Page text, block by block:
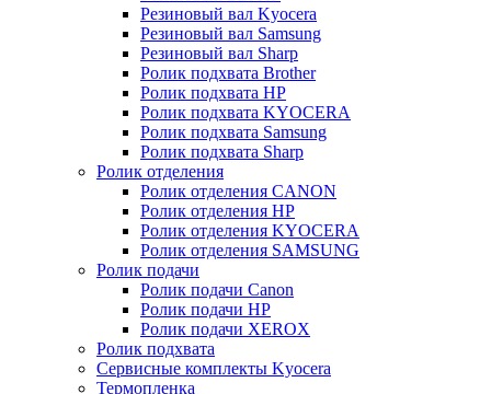
Резиновый вал Kyocera
Резиновый вал Samsung
Резиновый вал Sharp
Ролик подхвата Brother
Ролик подхвата HP
Ролик подхвата KYOCERA
Ролик подхвата Samsung
Ролик подхвата Sharp
Ролик отделения
Ролик отделения CANON
Ролик отделения HP
Ролик отделения KYOCERA
Ролик отделения SAMSUNG
Ролик подачи
Ролик подачи Canon
Ролик подачи HP
Ролик подачи XEROX
Ролик подхвата
Сервисные комплекты Kyocera
Термопленка